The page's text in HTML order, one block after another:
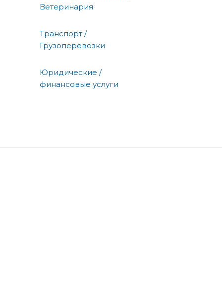
Ветеринария
Транспорт /
Грузоперевозки
Юридические /
финансовые услуги